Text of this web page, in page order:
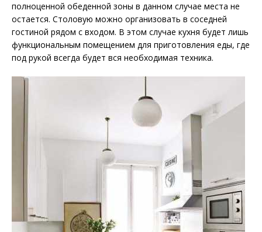
полноценной обеденной зоны в данном случае места не
остается. Столовую можно организовать в соседней
гостиной рядом с входом. В этом случае кухня будет лишь
функциональным помещением для приготовления еды, где
под рукой всегда будет вся необходимая техника.